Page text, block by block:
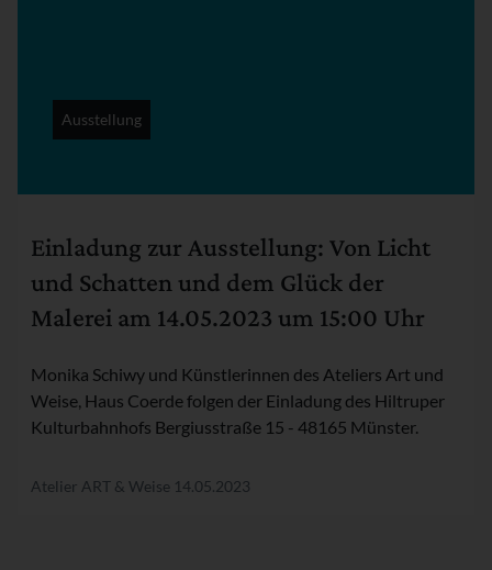
Einladung zur Ausstellung: Von Licht
und Schatten und dem Glück der
Malerei am 14.05.2023 um 15:00 Uhr
Monika Schiwy und Künstlerinnen des Ateliers Art und
Weise, Haus Coerde folgen der Einladung des Hiltruper
Kulturbahnhofs Bergiusstraße 15 - 48165 Münster.
Ausstellung
Atelier ART & Weise 14.05.2023